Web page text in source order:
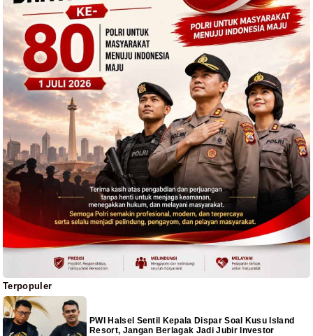
Terpopuler
PWI Halsel Sentil Kepala Dispar Soal Kusu Island
Resort, Jangan Berlagak Jadi Jubir Investor